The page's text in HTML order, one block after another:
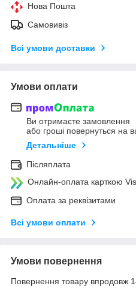
Нова Пошта
Самовивіз
Всі умови доставки
Умови оплати
Ви отримаєте замовлення
або гроші повернуться на
Детальніше
Післяплата
Онлайн-оплата карткою
Оплата за реквізитами
Всі умови оплати
Умови повернення
Повернення товару впродовж